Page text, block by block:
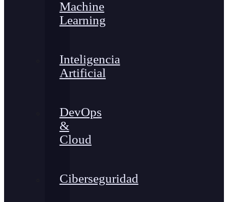
Machine
Learning
Inteligencia
Artificial
DevOps
&
Cloud
Ciberseguridad